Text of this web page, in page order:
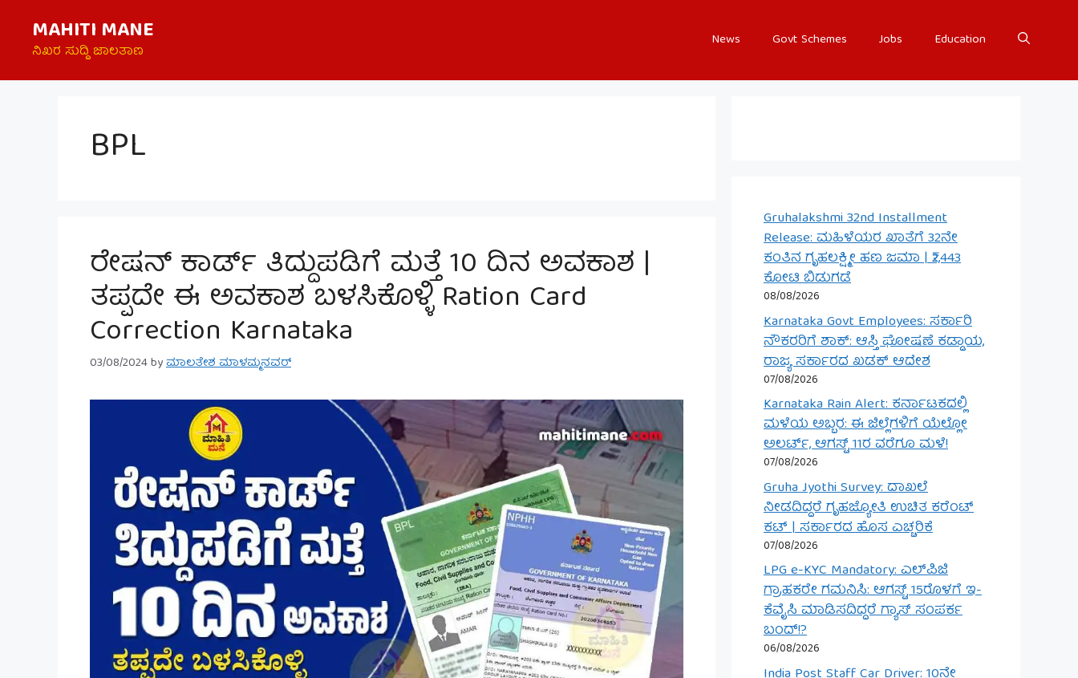
content
MAHITI MANE
ನಿಖರ ಸುದ್ದಿ ಜಾಲತಾಣ
News Govt Schemes Jobs Education
BPL
ರೇಷನ್ ಕಾರ್ಡ್ ತಿದ್ದುಪಡಿಗೆ ಮತ್ತೆ 10 ದಿನ ಅವಕಾಶ |
ತಪ್ಪದೇ ಈ ಅವಕಾಶ ಬಳಸಿಕೊಳ್ಳಿ Ration Card
Correction Karnataka
03/08/2024byಮಾಲತೇಶ ಮಾಳಮ್ಮನವರ್
Gruhalakshmi 32nd Installment
Release: ಮಹಿಳೆಯರ ಖಾತೆಗೆ 32ನೇ
ಕಂತಿನ ಗೃಹಲಕ್ಷ್ಮೀ ಹಣ ಜಮಾ | ₹2,443
ಕೋಟಿ ಬಿಡುಗಡೆ
08/08/2026
Karnataka Govt Employees: ಸರ್ಕಾರಿ
ನೌಕರರಿಗೆ ಶಾಕ್: ಆಸ್ತಿ ಘೋಷಣೆ ಕಡ್ಡಾಯ,
ರಾಜ್ಯ ಸರ್ಕಾರದ ಖಡಕ್ ಆದೇಶ
07/08/2026
Karnataka Rain Alert: ಕರ್ನಾಟಕದಲ್ಲಿ
ಮಳೆಯ ಅಬ್ಬರ: ಈ ಜಿಲ್ಲೆಗಳಿಗೆ ಯೆಲ್ಲೋ
ಅಲರ್ಟ್, ಆಗಸ್ಟ್ 11ರ ವರೆಗೂ ಮಳೆ!
07/08/2026
Gruha Jyothi Survey: ದಾಖಲೆ
ನೀಡದಿದ್ದರೆ ಗೃಹಜ್ಯೋತಿ ಉಚಿತ ಕರೆಂಟ್
ಕಟ್ | ಸರ್ಕಾರದ ಹೊಸ ಎಚ್ಚರಿಕೆ
07/08/2026
LPG e-KYC Mandatory: ಎಲ್‌ಪಿಜಿ
ಗ್ರಾಹಕರೇ ಗಮನಿಸಿ: ಆಗಸ್ಟ್ 15ರೊಳಗೆ ಇ-
ಕೆವೈಸಿ ಮಾಡಿಸದಿದ್ದರೆ ಗ್ಯಾಸ್ ಸಂಪರ್ಕ
ಬಂದ್!?
06/08/2026